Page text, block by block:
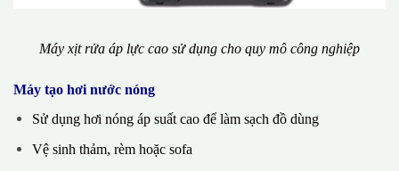
Máy xịt rửa áp lực cao sử dụng cho quy mô công nghiệp
Máy tạo hơi nước nóng
Sử dụng hơi nóng áp suất cao để làm sạch đồ dùng
Vệ sinh thảm, rèm hoặc sofa